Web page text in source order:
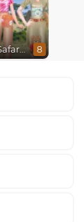
Princess Girls Safari Trip 8